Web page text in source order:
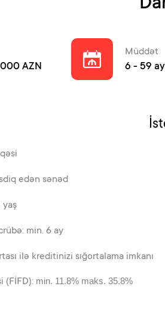
AZN
Müddət
6 - 59 ay
edən sənəd
yaş
min. 6 ay
ilə kreditinizi sığortalama imkanı
(FİFD): min. 11.8% maks. 35.8%